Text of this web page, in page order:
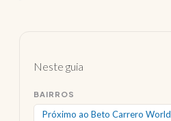
Neste guia
BAIRROS
Próximo ao Beto Carrero World